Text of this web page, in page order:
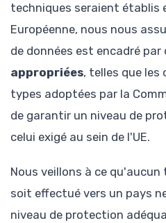
techniques seraient établis
Européenne, nous nous
de données est encadré par
appropriées, telles que
types adoptées par la
de garantir un niveau de
celui exigé au sein de l'UE.
Nous veillons à ce
soit effectué vers un pays
niveau de protection